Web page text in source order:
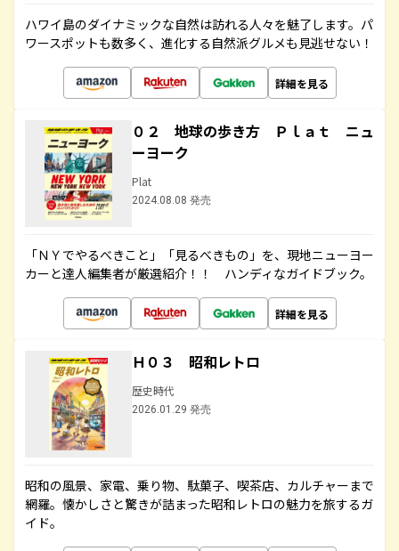
ハワイ島のダイナミックな自然は訪れる人々を魅了します。パ
ワースポットも数多く、進化する自然派グルメも見逃せない！
詳細を見る
０２ 地球の歩き方 Ｐｌａｔ ニュ
ーヨーク
Plat
2024.08.08 発売
「ＮＹでやるべきこと」「見るべきもの」を、現地ニューヨー
カーと達人編集者が厳選紹介！！ ハンディなガイドブック。
詳細を見る
Ｈ０３ 昭和レトロ
歴史時代
2026.01.29 発売
昭和の風景、家電、乗り物、駄菓子、喫茶店、カルチャーまで
網羅。懐かしさと驚きが詰まった昭和レトロの魅力を旅するガ
イド。